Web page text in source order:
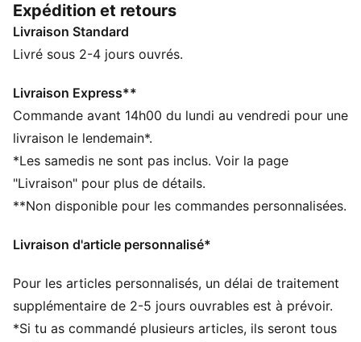
et pantalons cargo, sont réinterprétées avec des
bandes audacieuses, des touches de couleur qui
claquent et le logo signature KING. Longue vie à la
CARACTÉRISTIQUES + AVANTAGES
Confectionné avec un minimum de 20 % de coton
recyclé
Coupe : Oversize
Matière principale : Tissu éponge
Longueur : Régulière
Poches : Poche latérale
Expédition et retours
Livraison Standard
Livré sous 2-4 jours ouvrés.
Livraison Express**
Commande avant 14h00 du lundi au vendredi pour une
livraison le lendemain*.
*Les samedis ne sont pas inclus. Voir la page
"Livraison" pour plus de détails.
**Non disponible pour les commandes personnalisées.
Livraison d'article personnalisé*
Pour les articles personnalisés, un délai de traitement
supplémentaire de 2-5 jours ouvrables est à prévoir.
*Si tu as commandé plusieurs articles, ils seront tous